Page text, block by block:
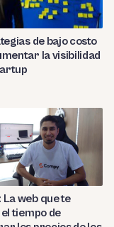
de bajo costo
la visibilidad
La web que te
tiempo de